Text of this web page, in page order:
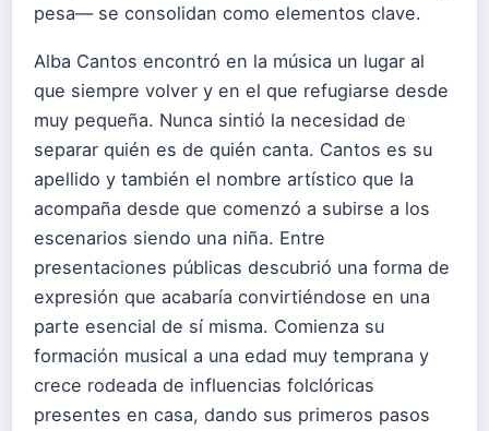
pesa— se consolidan como elementos clave.
Alba Cantos encontró en la música un lugar al
que siempre volver y en el que refugiarse desde
muy pequeña. Nunca sintió la necesidad de
separar quién es de quién canta. Cantos es su
apellido y también el nombre artístico que la
acompaña desde que comenzó a subirse a los
escenarios siendo una niña. Entre
presentaciones públicas descubrió una forma de
expresión que acabaría convirtiéndose en una
parte esencial de sí misma. Comienza su
formación musical a una edad muy temprana y
crece rodeada de influencias folclóricas
presentes en casa, dando sus primeros pasos